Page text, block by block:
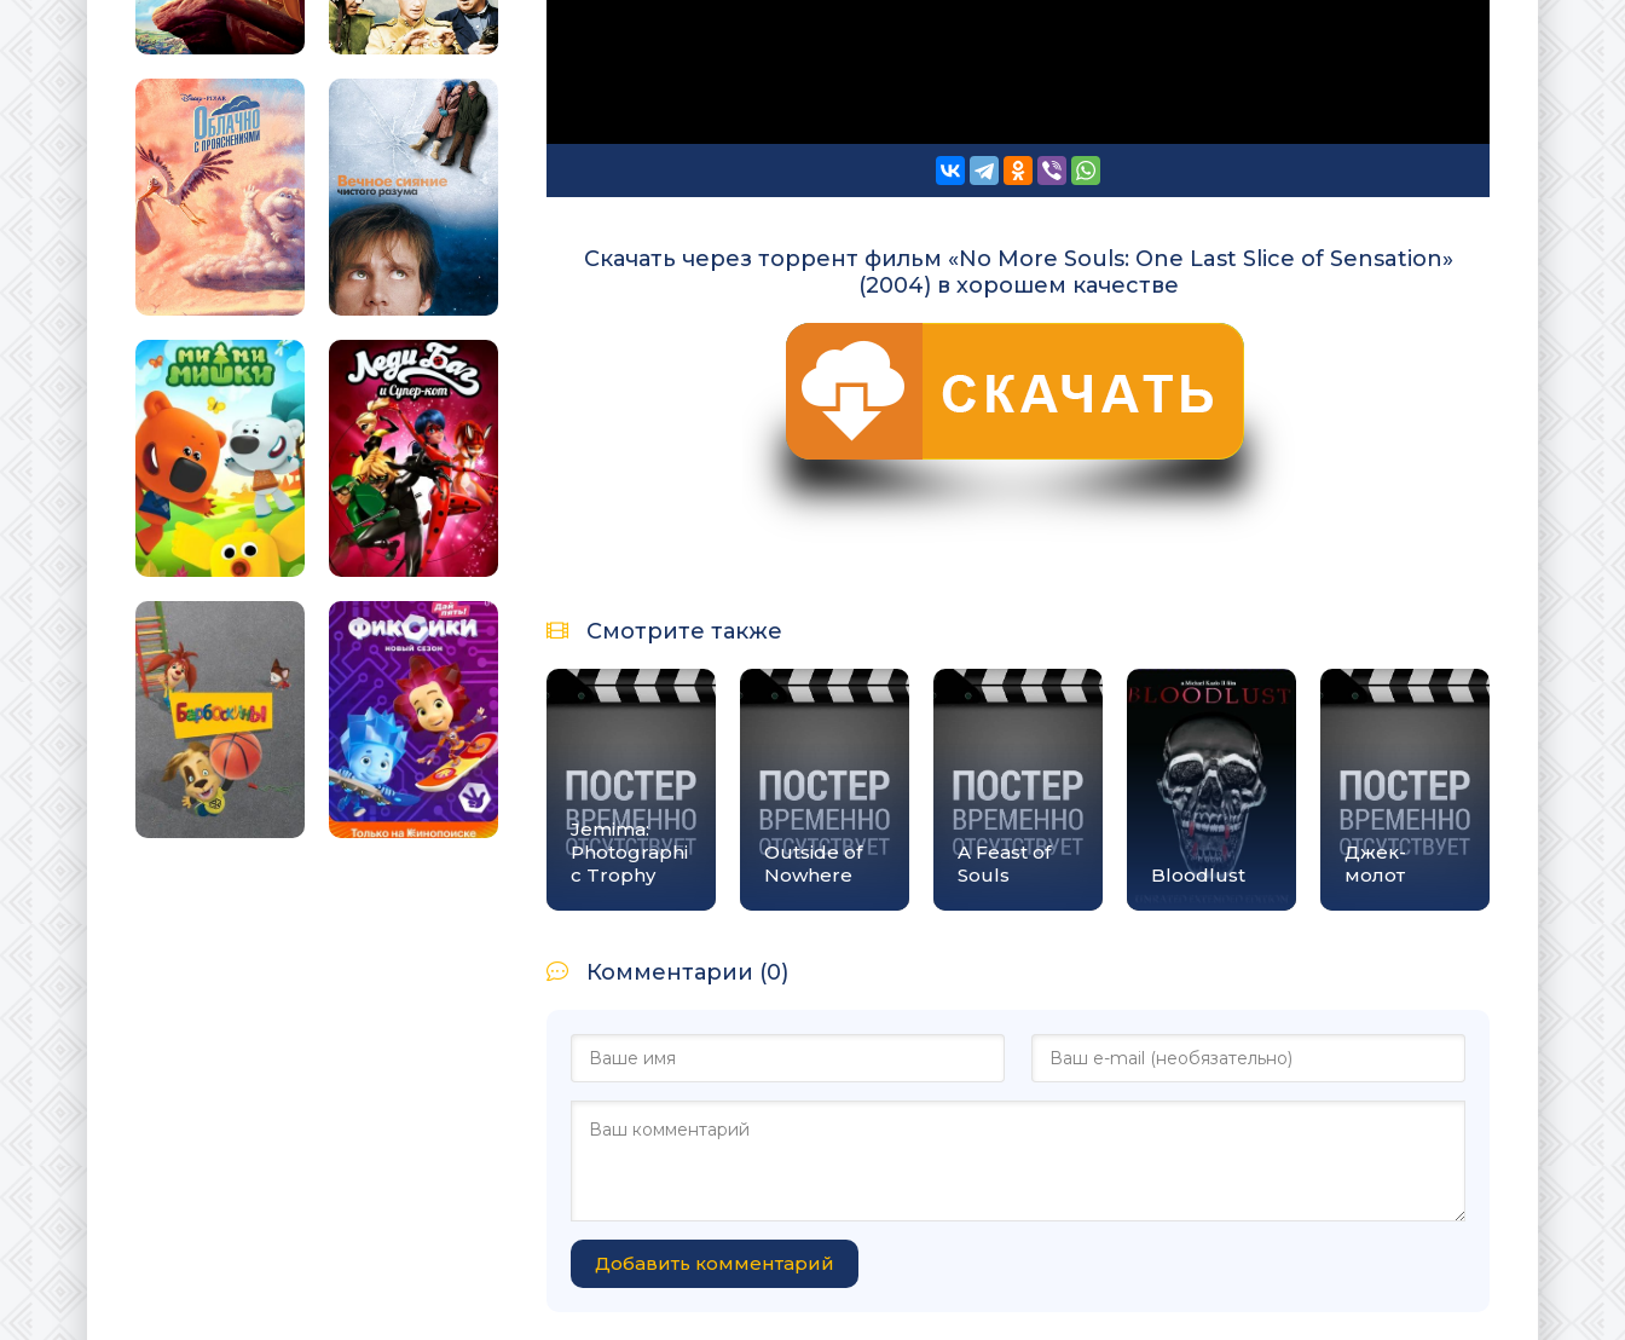
Скачать через торрент фильм «No More Souls: One Last Slice of Sensation»
(2004) в хорошем качестве
Смотрите также
Jemima:
Photographi
c Trophy
Outside of
Nowhere
A Feast of
Souls
Bloodlust
Джек-
молот
Комментарии (0)
Добавить комментарий